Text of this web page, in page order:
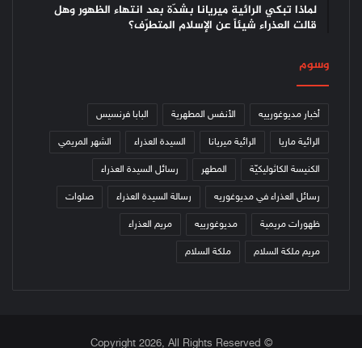
لماذا تبكي الرائية ميريانا بشدّة بعد انتهاء الظهور وهل
قالت العذراء شيئاً عن الإسلام المتطرّف؟
وسوم
أخبار مديوغورييه الأنفس المطهرية البابا فرنسيس
الرائية ماريا الرائية ميريانا السيدة العذراء الشهر المريمي
الكنيسة الكاثوليكيّة المطهر رسائل السيدة العذراء
رسائل العذراء في مديوغوريه رسالة السيدة العذراء صلوات
ظهورات مريمية مديوغورييه مريم العذراء
مريم ملكة السلام ملكة السلام
© Copyright 2026, All Rights Reserved